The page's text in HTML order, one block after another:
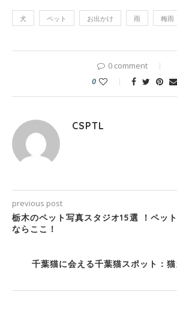
犬 ペット お出かけ 雨 梅雨
0 comment
0
CSPTL
previous post
栃木のペット写真スタジオ15選 ！ペッ
ならここ！
千葉猫に会える千葉猫スポット：